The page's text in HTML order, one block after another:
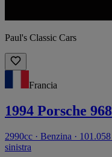
Paul's Classic Cars
Francia
1994 Porsche 968
2990cc · Benzina ·
sinistra